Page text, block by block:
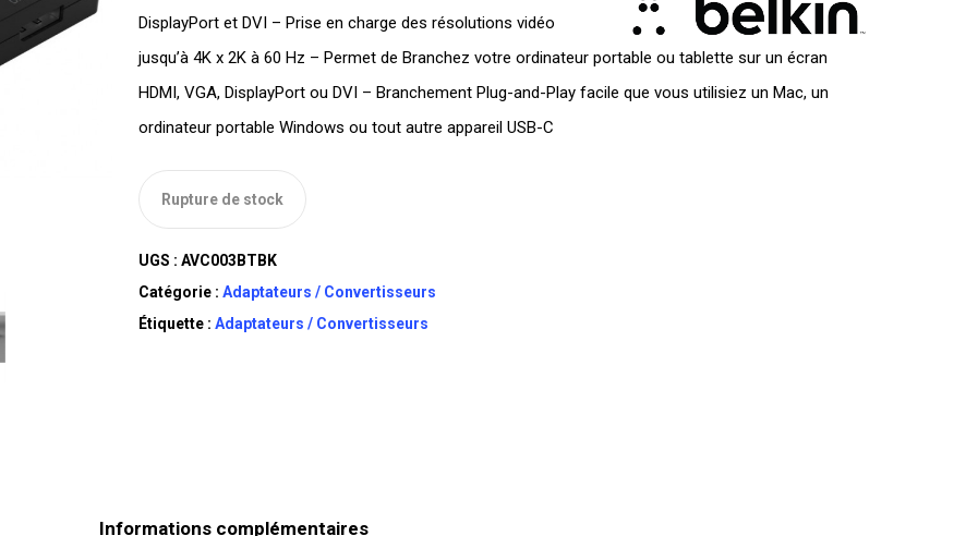
DisplayPort et DVI – Prise en charge des résolutions vidéo
jusqu’à 4K x 2K à 60 Hz – Permet de Branchez votre ordinateur portable ou tablette sur un écran
HDMI, VGA, DisplayPort ou DVI – Branchement Plug-and-Play facile que vous utilisiez un Mac, un
ordinateur portable Windows ou tout autre appareil USB-C
Rupture de stock
UGS : AVC003BTBK
Catégorie : Adaptateurs / Convertisseurs
Étiquette : Adaptateurs / Convertisseurs
Informations complémentaires